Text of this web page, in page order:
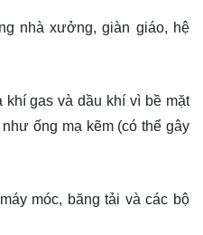
nhà xưởng, giàn giáo, hệ
khí gas và dầu khí vì bề mặt
ống mạ kẽm (có thể gây
móc, băng tải và các bộ